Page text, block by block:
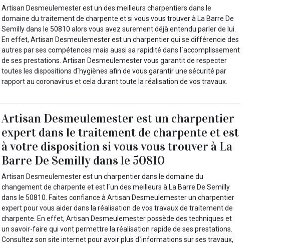
Artisan Desmeulemester est un des meilleurs charpentiers dans le
domaine du traitement de charpente et si vous vous trouver à La Barre De
Semilly dans le 50810 alors vous avez surement déjà entendu parler de lui.
En effet, Artisan Desmeulemester est un charpentier qui se différencie des
autres par ses compétences mais aussi sa rapidité dans l`accomplissement
de ses prestations. Artisan Desmeulemester vous garantit de respecter
toutes les dispositions d`hygiènes afin de vous garantir une sécurité par
rapport au coronavirus et cela durant toute la réalisation de vos travaux.
Artisan Desmeulemester est un charpentier
expert dans le traitement de charpente et est
à votre disposition si vous vous trouver à La
Barre De Semilly dans le 50810
Artisan Desmeulemester est un charpentier dans le domaine du
changement de charpente et est l`un des meilleurs à La Barre De Semilly
dans le 50810. Faites confiance à Artisan Desmeulemester un charpentier
expert pour vous aider dans la réalisation de vos travaux de traitement de
charpente. En effet, Artisan Desmeulemester possède des techniques et
un savoir-faire qui vont permettre la réalisation rapide de ses prestations.
Consultez son site internet pour avoir plus d`informations sur ses travaux,